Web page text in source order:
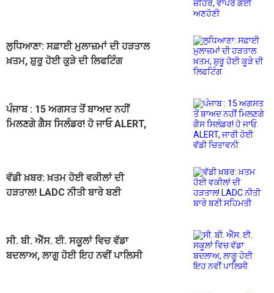
ਲੁਧਿਆਣਾ: ਸਫ਼ਾਈ ਮੁਲਾਜ਼ਮਾਂ ਦੀ ਹੜਤਾਲ
ਖ਼ਤਮ, ਸ਼ੁਰੂ ਹੋਈ ਕੂੜੇ ਦੀ ਲਿਫਟਿੰਗ
ਪੰਜਾਬ : 15 ਅਗਸਤ ਤੋਂ ਬਾਅਦ ਨਹੀਂ
ਮਿਲਣਗੇ ਗੈਸ ਸਿਲੰਡਰ! ਹੋ ਜਾਓ ALERT,
ਵੱਡੀ ਖ਼ਬਰ: ਖ਼ਤਮ ਹੋਈ ਵਕੀਲਾਂ ਦੀ
ਹੜਤਾਲ! LADC ਨੀਤੀ ਬਾਰੇ ਬਣੀ
ਸੀ. ਬੀ. ਐੱਸ. ਈ. ਸਕੂਲਾਂ ਵਿਚ ਵੱਡਾ
ਬਦਲਾਅ, ਲਾਗੂ ਹੋਈ ਇਹ ਨਵੀਂ ਪਾਲਿਸੀ